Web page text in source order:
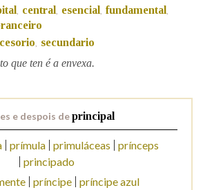
central esencial fundamental
secundario
que ten é a envexa.
e despois deprincipal
prímula primuláceas
prínceps
principado
príncipe
príncipe azul